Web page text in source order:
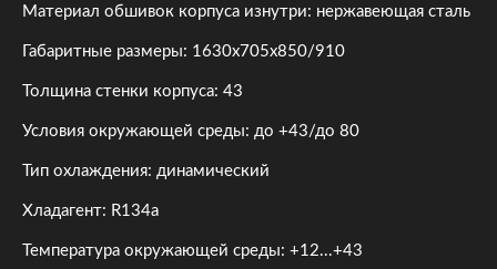
Материал обшивок корпуса изнутри: нержавеющая сталь
Габаритные размеры: 1630х705х850/910
Толщина стенки корпуса: 43
Условия окружающей среды: до +43/до 80
Тип охлаждения: динамический
Хладагент: R134a
Температура окружающей среды: +12...+43